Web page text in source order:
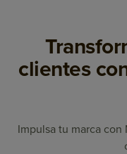
clientes
Impulsa tu marca